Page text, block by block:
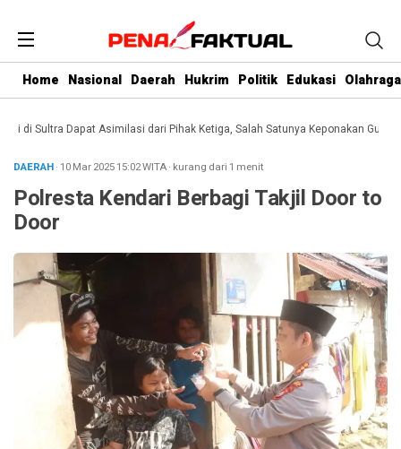
Home Nasional Daerah Hukrim Politik Edukasi Olahraga
Dapat Asimilasi dari Pihak Ketiga, Salah Satunya Keponakan Gubernur
DAERAH· 10 Mar 202515:02WITA· kurang dari 1 menit
Polresta Kendari Berbagi Takjil Door to
Door